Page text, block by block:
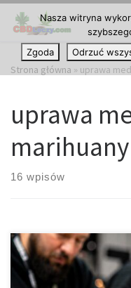
Przejdź do treści
Strona główna » uprawa
uprawa
marihuany
16 wpisów
Jakie odmiany
Nasza witryna
Zgoda
Odrzuć